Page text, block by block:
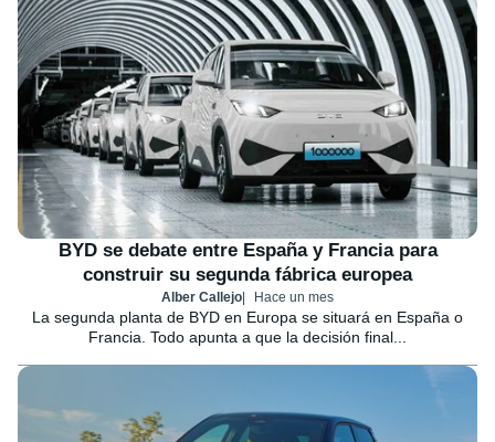
BYD se debate entre España y Francia para
construir su segunda fábrica europea
Alber Callejo Hace un mes
La segunda planta de BYD en Europa se situará en España o
Francia. Todo apunta a que la decisión final...